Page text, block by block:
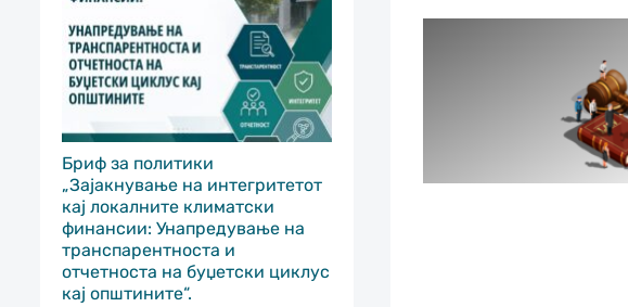
Бриф за политики
„Зајакнување на интегритетот
кај локалните климатски
финансии: Унапредување на
транспарентноста и
отчетноста на буџетски циклус
кај општините“.